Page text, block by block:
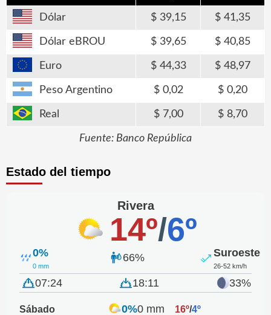
Dólar 39,15 41,35
Dólar eBROU 39,65 40,85
Euro 44,33 48,97
Peso Argentino 0,02 0,20
Real 7,00 8,70
Fuente: Banco República
Estado del tiempo
Rivera
14º/6º
0%
0 mm
66% Suroeste
26-52 km/h
07:24 18:11 33%
Sábado 0%0 mm 16º/4º